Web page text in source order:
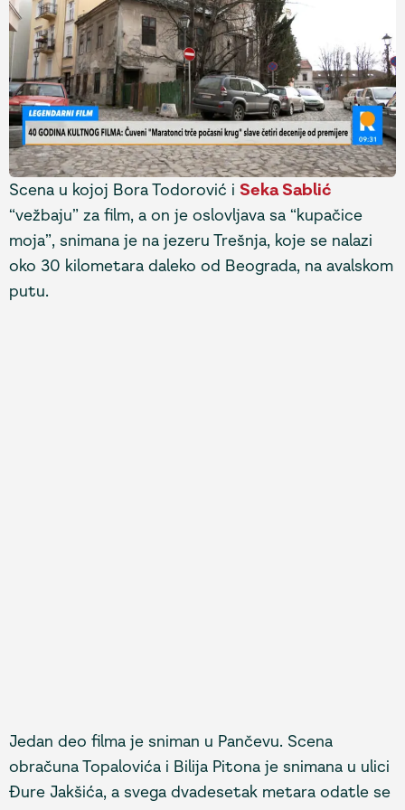
Scena u kojoj Bora Todorović i Seka Sablić
“vežbaju” za film, a on je oslovljava sa “kupačice
moja”, snimana je na jezeru Trešnja, koje se nalazi
oko 30 kilometara daleko od Beograda, na avalskom
putu.
Jedan deo filma je sniman u Pančevu. Scena
obračuna Topalovića i Bilija Pitona je snimana u ulici
Đure Jakšića, a svega dvadesetak metara odatle se